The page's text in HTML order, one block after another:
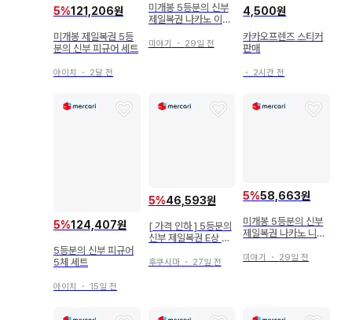
5%121,206원
미개봉 제일복권 5등
분의 신부 피규어 세트
아이치 ・ 2달 전
미개봉 5등분의 신부
제일복권 나카노 이츠
미야기 ・ 29일 전
4,500원
카카오프렌즈 스티커
판매
・ 2시간 전
5%124,407원
5등분의 신부 피규어
5체 세트
아이치 ・ 15일 전
5%46,593원
[ 가격 인하 ] 5등분의
신부 제일복권 E상 나
후쿠시마・ 27일 전
5%58,663원
미개봉 5등분의 신부
제일복권 나카노 니노
미야기 ・ 29일 전